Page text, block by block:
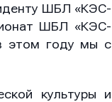
ШБЛ «КЭС-
ШБЛ «КЭС-
этом году мы с
культуры и